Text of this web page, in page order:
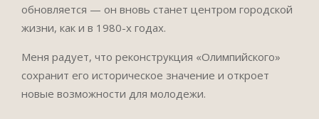
обновляется — он вновь станет центром городской
жизни, как и в 1980-х годах.
Меня радует, что реконструкция «Олимпийского»
сохранит его историческое значение и откроет
новые возможности для молодежи.